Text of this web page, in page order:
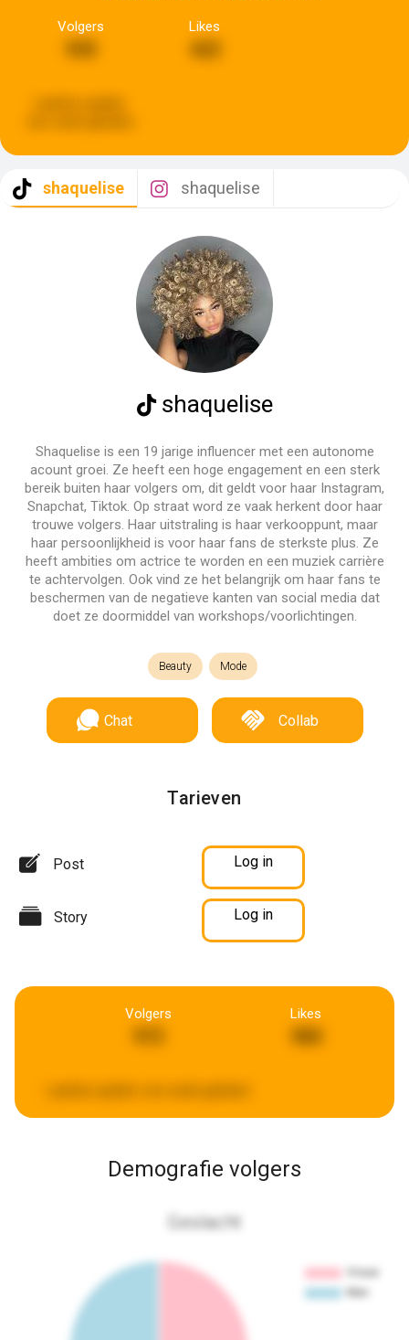
Volgers Likes
shaquelise shaquelise
shaquelise
Shaquelise is een 19 jarige influencer met een autonome
acount groei. Ze heeft een hoge engagement en een sterk
bereik buiten haar volgers om, dit geldt voor haar Instagram,
Snapchat, Tiktok. Op straat word ze vaak herkent door haar
trouwe volgers. Haar uitstraling is haar verkooppunt, maar
haar persoonlijkheid is voor haar fans de sterkste plus. Ze
heeft ambities om actrice te worden en een muziek carrière
te achtervolgen. Ook vind ze het belangrijk om haar fans te
beschermen van de negatieve kanten van social media dat
doet ze doormiddel van workshops/voorlichtingen.
Beauty Mode
Chat Collab
Tarieven
Post Log in
Story Log in
Volgers Likes
980
Demografie volgers
Geslacht